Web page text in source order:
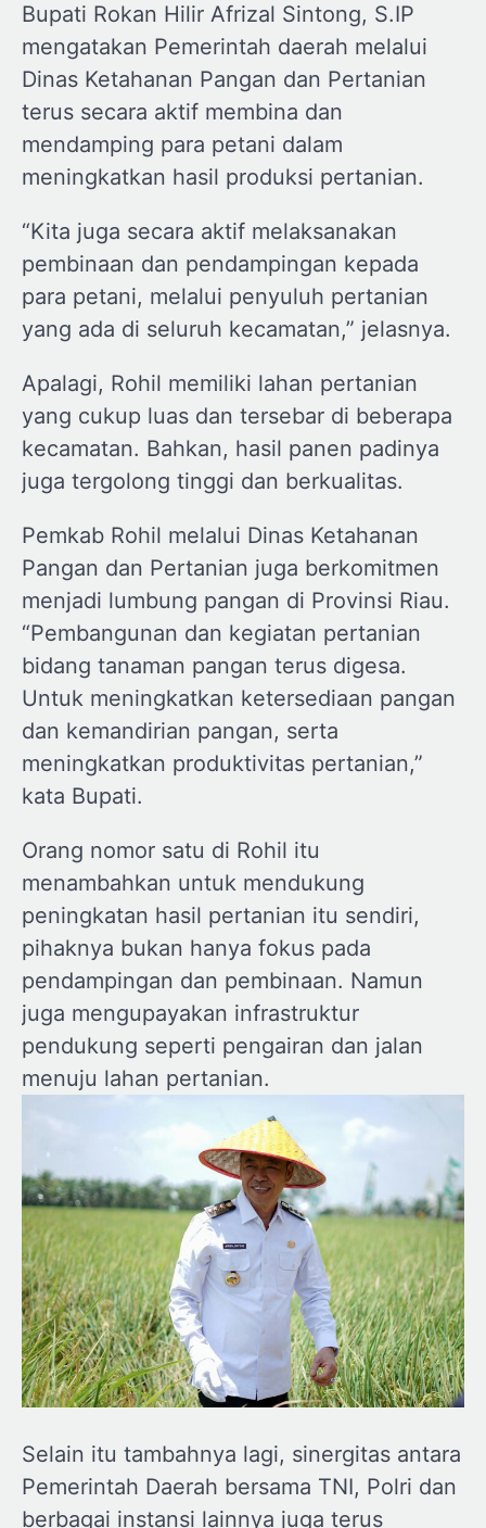
Bupati Rokan Hilir Afrizal Sintong, S.IP
mengatakan Pemerintah daerah melalui
Dinas Ketahanan Pangan dan Pertanian
terus secara aktif membina dan
mendamping para petani dalam
meningkatkan hasil produksi pertanian.
“Kita juga secara aktif melaksanakan
pembinaan dan pendampingan kepada
para petani, melalui penyuluh pertanian
yang ada di seluruh kecamatan,” jelasnya.
Apalagi, Rohil memiliki lahan pertanian
yang cukup luas dan tersebar di beberapa
kecamatan. Bahkan, hasil panen padinya
juga tergolong tinggi dan berkualitas.
Pemkab Rohil melalui Dinas Ketahanan
Pangan dan Pertanian juga berkomitmen
menjadi lumbung pangan di Provinsi Riau.
“Pembangunan dan kegiatan pertanian
bidang tanaman pangan terus digesa.
Untuk meningkatkan ketersediaan pangan
dan kemandirian pangan, serta
meningkatkan produktivitas pertanian,”
kata Bupati.
Orang nomor satu di Rohil itu
menambahkan untuk mendukung
peningkatan hasil pertanian itu sendiri,
pihaknya bukan hanya fokus pada
pendampingan dan pembinaan. Namun
juga mengupayakan infrastruktur
pendukung seperti pengairan dan jalan
menuju lahan pertanian.
Selain itu tambahnya lagi, sinergitas antara
Pemerintah Daerah bersama TNI, Polri dan
berbagai instansi lainnya juga terus